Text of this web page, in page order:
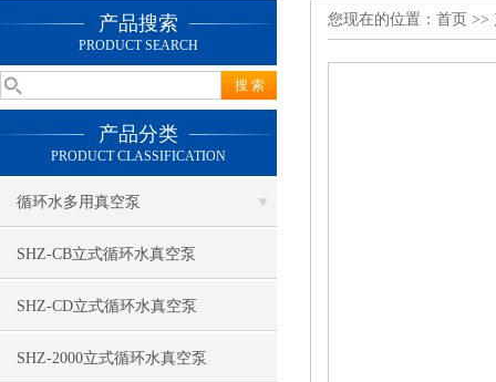
产品搜索
PRODUCT SEARCH
产品分类
PRODUCT CLASSIFICATION
循环水多用真空泵
SHZ-CB立式循环水真空泵
SHZ-CD立式循环水真空泵
SHZ-2000立式循环水真空泵
您现在的位置： 首页 >>